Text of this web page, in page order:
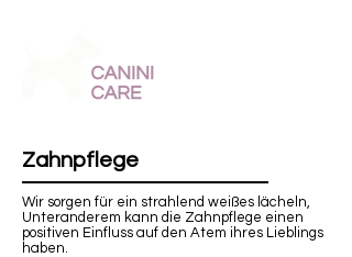
Zahnpflege
Wir sorgen für ein strahlend weißes lächeln,
Unteranderem kann die Zahnpflege einen
positiven Einfluss auf den Atem ihres Lieblings
haben.